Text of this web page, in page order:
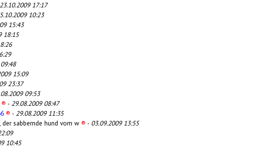
23.10.2009 17:17
10:23
15:43
18:15
15:09
23:37
09:53
® - 29.08.2009 08:47
® - 29.08.2009 11:35
der sabbernde hund vom w ® - 03.09.2009 13:55
10:45